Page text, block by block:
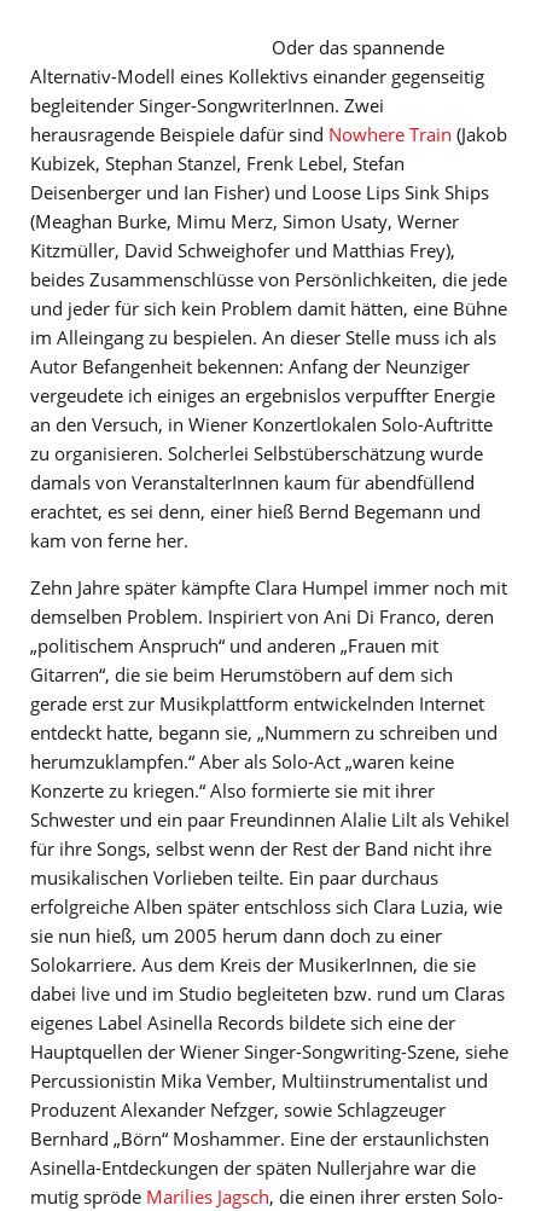
Oder das spannende
Alternativ-Modell eines Kollektivs einander gegenseitig
begleitender Singer-SongwriterInnen. Zwei
herausragende Beispiele dafür sind Nowhere Train (Jakob
Kubizek, Stephan Stanzel, Frenk Lebel, Stefan
Deisenberger und Ian Fisher) und Loose Lips Sink Ships
(Meaghan Burke, Mimu Merz, Simon Usaty, Werner
Kitzmüller, David Schweighofer und Matthias Frey),
beides Zusammenschlüsse von Persönlichkeiten, die jede
und jeder für sich kein Problem damit hätten, eine Bühne
im Alleingang zu bespielen. An dieser Stelle muss ich als
Autor Befangenheit bekennen: Anfang der Neunziger
vergeudete ich einiges an ergebnislos verpuffter Energie
an den Versuch, in Wiener Konzertlokalen Solo-Auftritte
zu organisieren. Solcherlei Selbstüberschätzung wurde
damals von VeranstalterInnen kaum für abendfüllend
erachtet, es sei denn, einer hieß Bernd Begemann und
kam von ferne her.
Zehn Jahre später kämpfte Clara Humpel immer noch mit
demselben Problem. Inspiriert von Ani Di Franco, deren
„politischem Anspruch“ und anderen „Frauen mit
Gitarren“, die sie beim Herumstöbern auf dem sich
gerade erst zur Musikplattform entwickelnden Internet
entdeckt hatte, begann sie, „Nummern zu schreiben und
herumzuklampfen.“ Aber als Solo-Act „waren keine
Konzerte zu kriegen.“ Also formierte sie mit ihrer
Schwester und ein paar Freundinnen Alalie Lilt als Vehikel
für ihre Songs, selbst wenn der Rest der Band nicht ihre
musikalischen Vorlieben teilte. Ein paar durchaus
erfolgreiche Alben später entschloss sich Clara Luzia, wie
sie nun hieß, um 2005 herum dann doch zu einer
Solokarriere. Aus dem Kreis der MusikerInnen, die sie
dabei live und im Studio begleiteten bzw. rund um Claras
eigenes Label Asinella Records bildete sich eine der
Hauptquellen der Wiener Singer-Songwriting-Szene, siehe
Percussionistin Mika Vember, Multiinstrumentalist und
Produzent Alexander Nefzger, sowie Schlagzeuger
Bernhard „Börn“ Moshammer. Eine der erstaunlichsten
Asinella-Entdeckungen der späten Nullerjahre war die
mutig spröde Marilies Jagsch, die einen ihrer ersten Solo-